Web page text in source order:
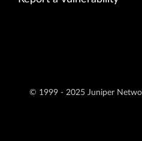
© 1999 - 2025 Juniper